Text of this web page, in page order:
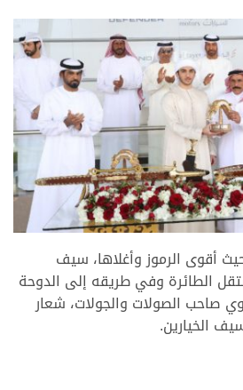
أقوى الرموز وأغلاها، سيف
الذي استقل الطائرة وفي طريقه إلى الدوحة
صاحب الصولات والجولات، شعار
الخيارين.